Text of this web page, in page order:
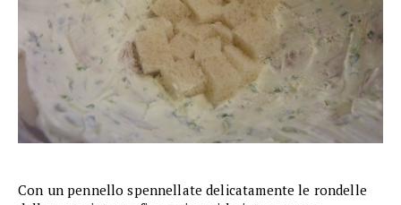
Con un pennello spennellate delicatamente le rondelle